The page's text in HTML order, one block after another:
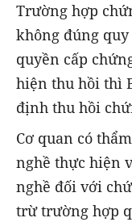
Trường hợp
không đúng
quyền cấp
hiện thu hồi thì
định thu hồi
Cơ quan có
nghề thực hiện
nghề đối với
trừ trường hợp